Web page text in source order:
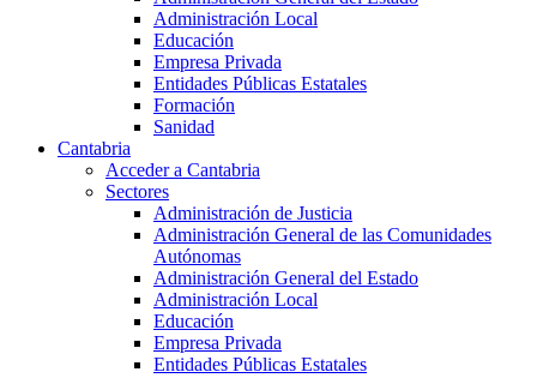
Administración Local
Educación
Empresa Privada
Entidades Públicas Estatales
Formación
Sanidad
Cantabria
Acceder a Cantabria
Sectores
Administración de Justicia
Administración General de las Comunidades
Autónomas
Administración General del Estado
Administración Local
Educación
Empresa Privada
Entidades Públicas Estatales